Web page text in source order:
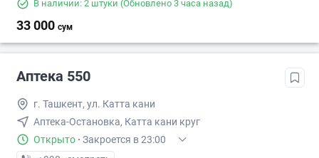
В наличии: 2 штуки (Обновлено 3 часа назад)
33 000 сум
Аптека 550
г. Ташкент, ул. Катта кани
Аптека-Остановка, Катта кани круг
Открыто · Закроется в 23:00